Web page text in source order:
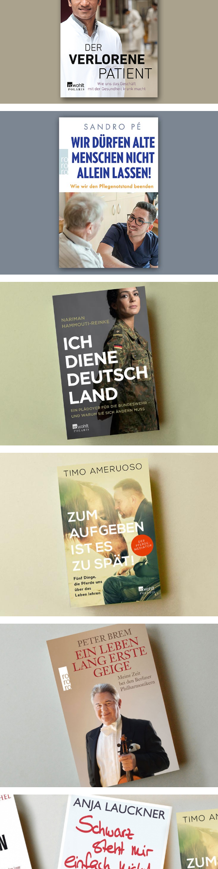
Der verlorene Patient
Ghostwriting für Umes Arunagirinathan
Wir dürfen alte Menschen nicht alleine
lassen!
Ghostwriting für Sandro Pé
Ich diene Deutschland
Ghostwriting für Nariman Hammouti-Reinke
Zum Aufgeben ist es zu spät!
Ghostwriting für Timo Ameruoso
Ein Leben lang erste Geige
Ghostwriting für Peter Brem
Fremde Geschichten erzählen, als wären